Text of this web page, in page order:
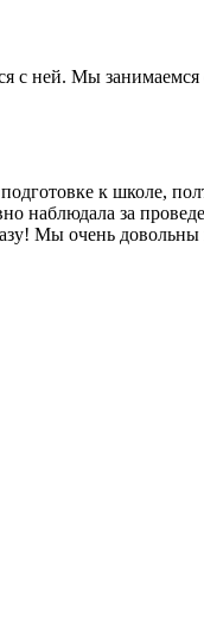
ней. Мы занимаемся
к школе,
наблюдала за
Мы очень